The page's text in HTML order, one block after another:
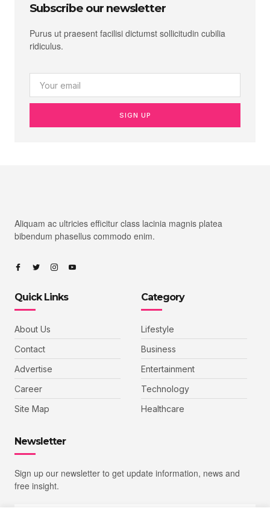
Subscribe our newsletter
Purus ut praesent facilisi dictumst sollicitudin cubilia
ridiculus.
SIGN UP
Aliquam ac ultricies efficitur class lacinia magnis platea
bibendum phasellus commodo enim.
Quick Links
About Us
Contact
Advertise
Career
Site Map
Category
Lifestyle
Business
Entertainment
Technology
Healthcare
Newsletter
Sign up our newsletter to get update information, news and
free insight.